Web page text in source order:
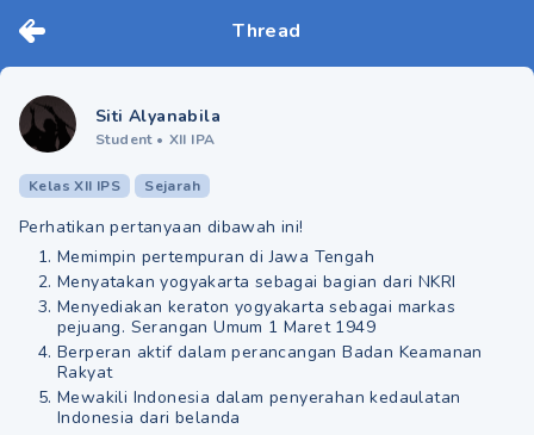
Thread
Siti Alyanabila
Student • XII IPA
Kelas XII IPS Sejarah
Perhatikan pertanyaan dibawah ini!
Memimpin pertempuran di Jawa Tengah
Menyatakan yogyakarta sebagai bagian dari NKRI
Menyediakan keraton yogyakarta sebagai markas
pejuang. Serangan Umum 1 Maret 1949
Berperan aktif dalam perancangan Badan Keamanan
Rakyat
Mewakili Indonesia dalam penyerahan kedaulatan
Indonesia dari belanda